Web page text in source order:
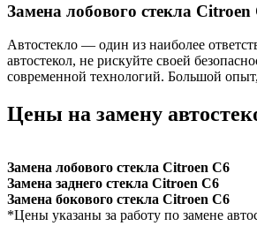
Замена лобового стекла Сitroen
Автостекло — один из наиболее
автостекол, не рискуйте своей
современной технологий. Большой
Цены на замену
Замена лобового стекла Сitroen C6
Замена заднего стекла Сitroen C6
Замена бокового стекла Сitroen C6
*Цены указаны за работу по замене